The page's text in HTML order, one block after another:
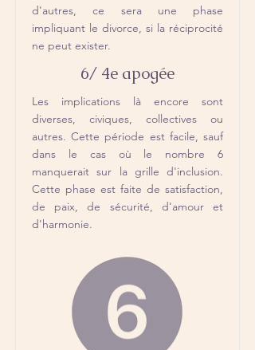
d'autres, ce sera une phase
impliquant le divorce, si la réciprocité
ne peut exister.
6/ 4e apogée
Les implications là encore sont
diverses, civiques, collectives ou
autres. Cette période est facile, sauf
dans le cas où le nombre 6
manquerait sur la grille d'inclusion.
Cette phase est faite de satisfaction,
de paix, de sécurité, d'amour et
d'harmonie.